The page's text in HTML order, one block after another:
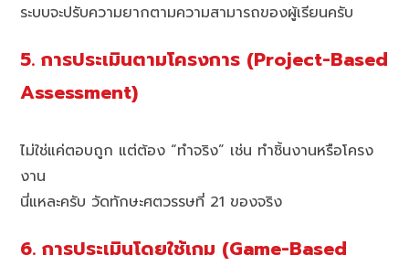
ระบบจะปรับความยากตามความสามารถของผู้เรียนครับ
5. การประเมินตามโครงการ (Project-Based
Assessment)
ไม่ใช่แค่ตอบถูก แต่ต้อง “ทำจริง” เช่น ทำชิ้นงานหรือโครง
งาน
นี่แหละครับ วัดทักษะศตวรรษที่ 21 ของจริง
6. การประเมินโดยใช้เกม (Game-Based